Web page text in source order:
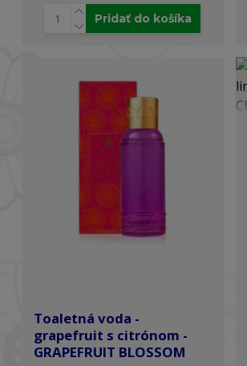
Pridať do košíka
Toaletná voda -
grapefruit s citrónom -
GRAPEFRUIT BLOSSOM